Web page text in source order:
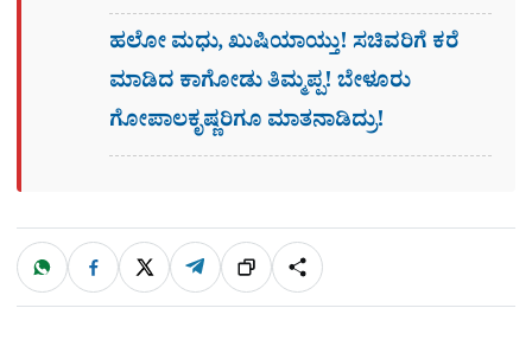
ಹಲೋ ಮಧು, ಖುಷಿಯಾಯ್ತು! ಸಚಿವರಿಗೆ ಕರೆ
ಮಾಡಿದ ಕಾಗೋಡು ತಿಮ್ಮಪ್ಪ! ಬೇಳೂರು
ಗೋಪಾಲಕೃಷ್ಣರಿಗೂ ಮಾತನಾಡಿದ್ರು!
ಹಂಚಿಕೊಳ್ಳಿ
W
a
t
F
c
e
X T
l
e
ಲಿಂ
ಕ್
S
h